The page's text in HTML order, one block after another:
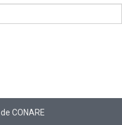
CONARE